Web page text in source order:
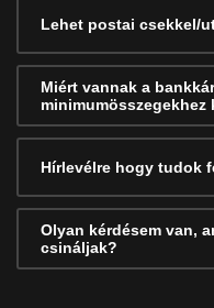
Lehet postai csekkel/
Miért vannak a
minimumösszegekhez
Hírlevélre hogy tudok
Olyan kérdésem van,
csináljak?